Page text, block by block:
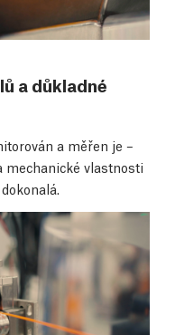
a důkladné
a měřen je –
vlastnosti